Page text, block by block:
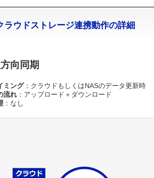
ラウドストレージ連携動作の詳細
向同期
ミング：クラウドもしくはNASのデータ更新時
流れ ：アップロード＋ダウンロード
：なし